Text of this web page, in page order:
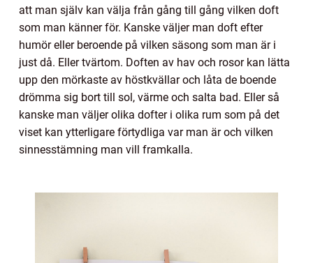
att man själv kan välja från gång till gång vilken doft
som man känner för. Kanske väljer man doft efter
humör eller beroende på vilken säsong som man är i
just då. Eller tvärtom. Doften av hav och rosor kan lätta
upp den mörkaste av höstkvällar och låta de boende
drömma sig bort till sol, värme och salta bad. Eller så
kanske man väljer olika dofter i olika rum som på det
viset kan ytterligare förtydliga var man är och vilken
sinnesstämning man vill framkalla.